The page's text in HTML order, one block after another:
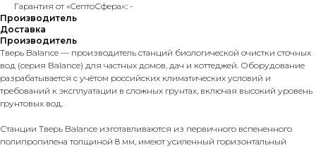
Гарантия от «СептоСфера»:: -
Производитель
Доставка
Производитель
Тверь Balance — производитель станций биологической очистки сточных
вод (серия Balance) для частных домов, дач и коттеджей. Оборудование
разрабатывается с учётом российских климатических условий и
требований к эксплуатации в сложных грунтах, включая высокий уровень
грунтовых вод.
Станции Тверь Balance изготавливаются из первичного вспененного
полипропилена толщиной 8 мм, имеют усиленный горизонтальный